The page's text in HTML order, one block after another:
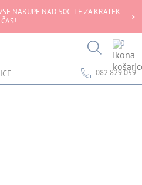
NAKUPE NAD 50€. LE ZA KRATEK
ČAS!
0
082 829 059